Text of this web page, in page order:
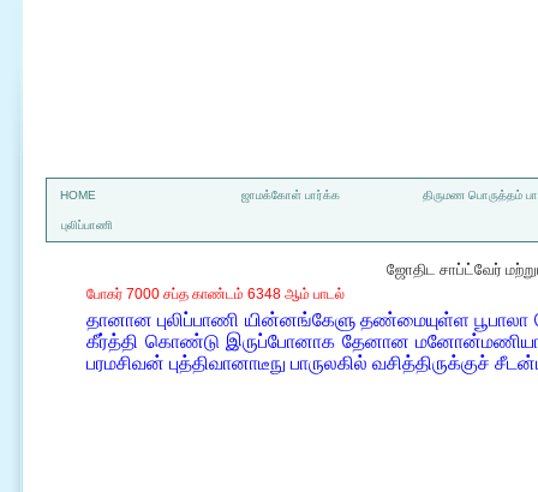
HOME ஜாமக்கோள் பார்க்க திருமண பொருத்தம்
புலிப்பாணி
ஜோதிட சாப்ட்வேர்
போகர் 7000 சப்த காண்டம் 6348 ஆம் பாடல்
தானான புலிப்பாணி யின்னங்கேளு தண்மையுள்ள
கீர்த்தி கொண்டு இருப்போனாக தேனான மனோன்மணியாள்
பரமசிவன் புத்திவானாடீநு பாருலகில் வசித்திருக்குச்